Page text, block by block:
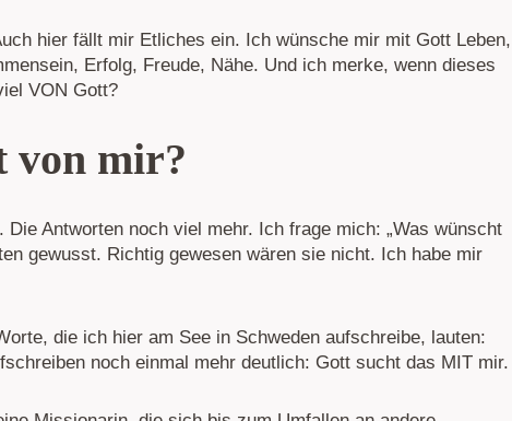
hier fällt mir Etliches ein. Ich wünsche mir mit Gott Leben,
Erfolg, Freude, Nähe. Und ich merke, wenn dieses
VON Gott?
von mir?
Antworten noch viel mehr. Ich frage mich: „Was wünscht
gewusst. Richtig gewesen wären sie nicht. Ich habe mir
die ich hier am See in Schweden aufschreibe, lauten:
noch einmal mehr deutlich: Gott sucht das MIT mir.